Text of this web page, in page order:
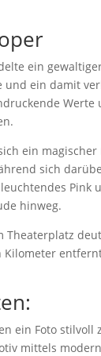
ein
und ein damit
Werte
ein
sich
hinweg.
ein Foto
mittels